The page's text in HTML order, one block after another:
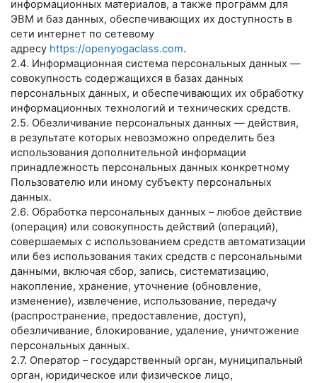
информационных материалов, а также программ для
ЭВМ и баз данных, обеспечивающих их доступность в
сети интернет по сетевому
адресу https://openyogaclass.com.
2.4. Информационная система персональных данных —
совокупность содержащихся в базах данных
персональных данных, и обеспечивающих их обработку
информационных технологий и технических средств.
2.5. Обезличивание персональных данных — действия,
в результате которых невозможно определить без
использования дополнительной информации
принадлежность персональных данных конкретному
Пользователю или иному субъекту персональных
данных.
2.6. Обработка персональных данных – любое действие
(операция) или совокупность действий (операций),
совершаемых с использованием средств автоматизации
или без использования таких средств с персональными
данными, включая сбор, запись, систематизацию,
накопление, хранение, уточнение (обновление,
изменение), извлечение, использование, передачу
(распространение, предоставление, доступ),
обезличивание, блокирование, удаление, уничтожение
персональных данных.
2.7. Оператор – государственный орган, муниципальный
орган, юридическое или физическое лицо,